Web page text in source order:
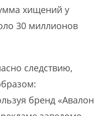
хищений у
30 миллионов
следствию,
бренд «Авалон